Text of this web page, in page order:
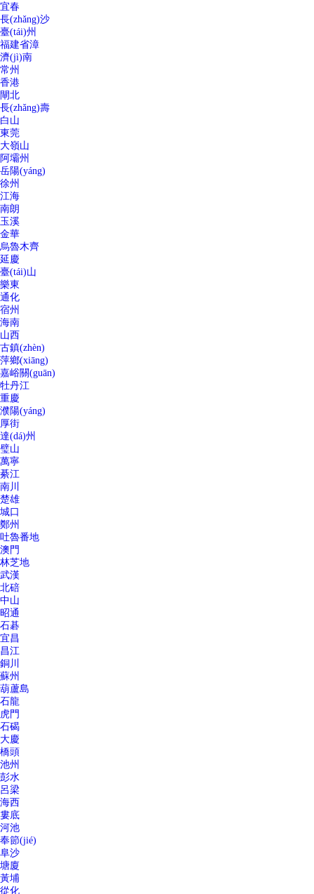
宜春
長(zhǎng)沙
臺(tái)州
福建省漳
濟(jì)南
常州
香港
閘北
長(zhǎng)壽
白山
東莞
大嶺山
阿壩州
岳陽(yáng)
徐州
江海
南朗
玉溪
金華
烏魯木齊
延慶
臺(tái)山
樂東
通化
宿州
海南
山西
古鎮(zhèn)
萍鄉(xiāng)
嘉峪關(guān)
牡丹江
重慶
濮陽(yáng)
厚街
達(dá)州
璧山
萬寧
綦江
南川
楚雄
城口
鄭州
吐魯番地
澳門
林芝地
武漢
北碚
中山
昭通
石碁
宜昌
昌江
銅川
蘇州
葫蘆島
石龍
虎門
石碣
大慶
橋頭
池州
彭水
呂梁
海西
婁底
河池
奉節(jié)
阜沙
塘廈
黃埔
從化